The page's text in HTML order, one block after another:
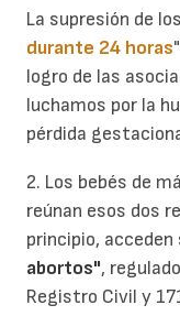
La supresión de
durante 24 horas
logro de las
luchamos por la
pérdida
2. Los bebés de
reúnan esos dos
principio, acceden
abortos",
Registro Civil y